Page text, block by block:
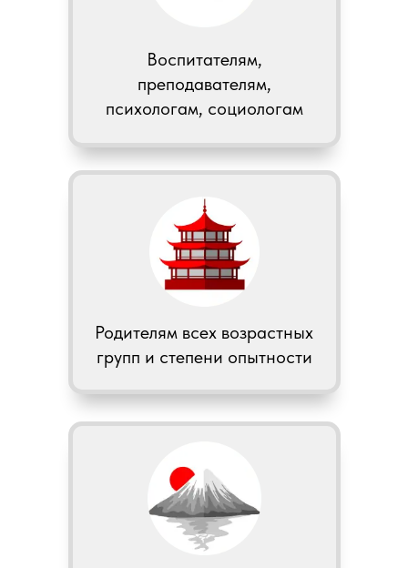
Воспитателям,
преподавателям,
психологам, социологам
Родителям всех возрастных
групп и степени опытности